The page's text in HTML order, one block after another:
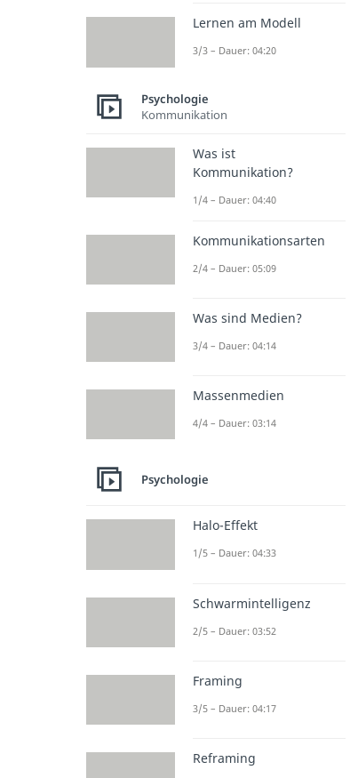
Lernen am Modell
3/3 – Dauer: 04:20
Psychologie
Kommunikation
Was ist
Kommunikation?
1/4 – Dauer: 04:40
Kommunikationsarten
2/4 – Dauer: 05:09
Was sind Medien?
3/4 – Dauer: 04:14
Massenmedien
4/4 – Dauer: 03:14
Psychologie
Halo-Effekt
1/5 – Dauer: 04:33
Schwarmintelligenz
2/5 – Dauer: 03:52
Framing
3/5 – Dauer: 04:17
Reframing